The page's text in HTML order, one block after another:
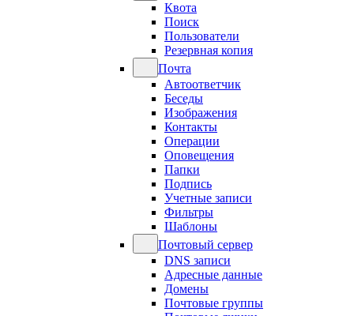
Квота
Поиск
Пользователи
Резервная копия
Почта
Автоответчик
Беседы
Изображения
Контакты
Операции
Оповещения
Папки
Подпись
Учетные записи
Фильтры
Шаблоны
Почтовый сервер
DNS записи
Адресные данные
Домены
Почтовые группы